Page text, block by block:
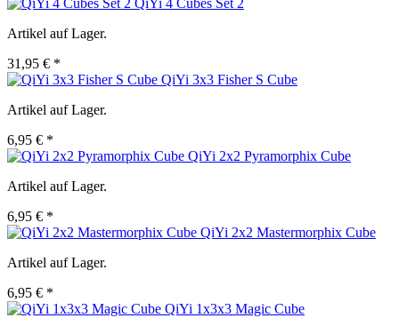
QiYi 4 Cubes Set 2
Artikel auf Lager.
31,95 € *
QiYi 3x3 Fisher S Cube
Artikel auf Lager.
6,95 € *
QiYi 2x2 Pyramorphix Cube
Artikel auf Lager.
6,95 € *
QiYi 2x2 Mastermorphix Cube
Artikel auf Lager.
6,95 € *
QiYi 1x3x3 Magic Cube